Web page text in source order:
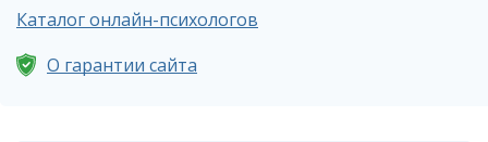
Каталог онлайн-психологов
О гарантии сайта